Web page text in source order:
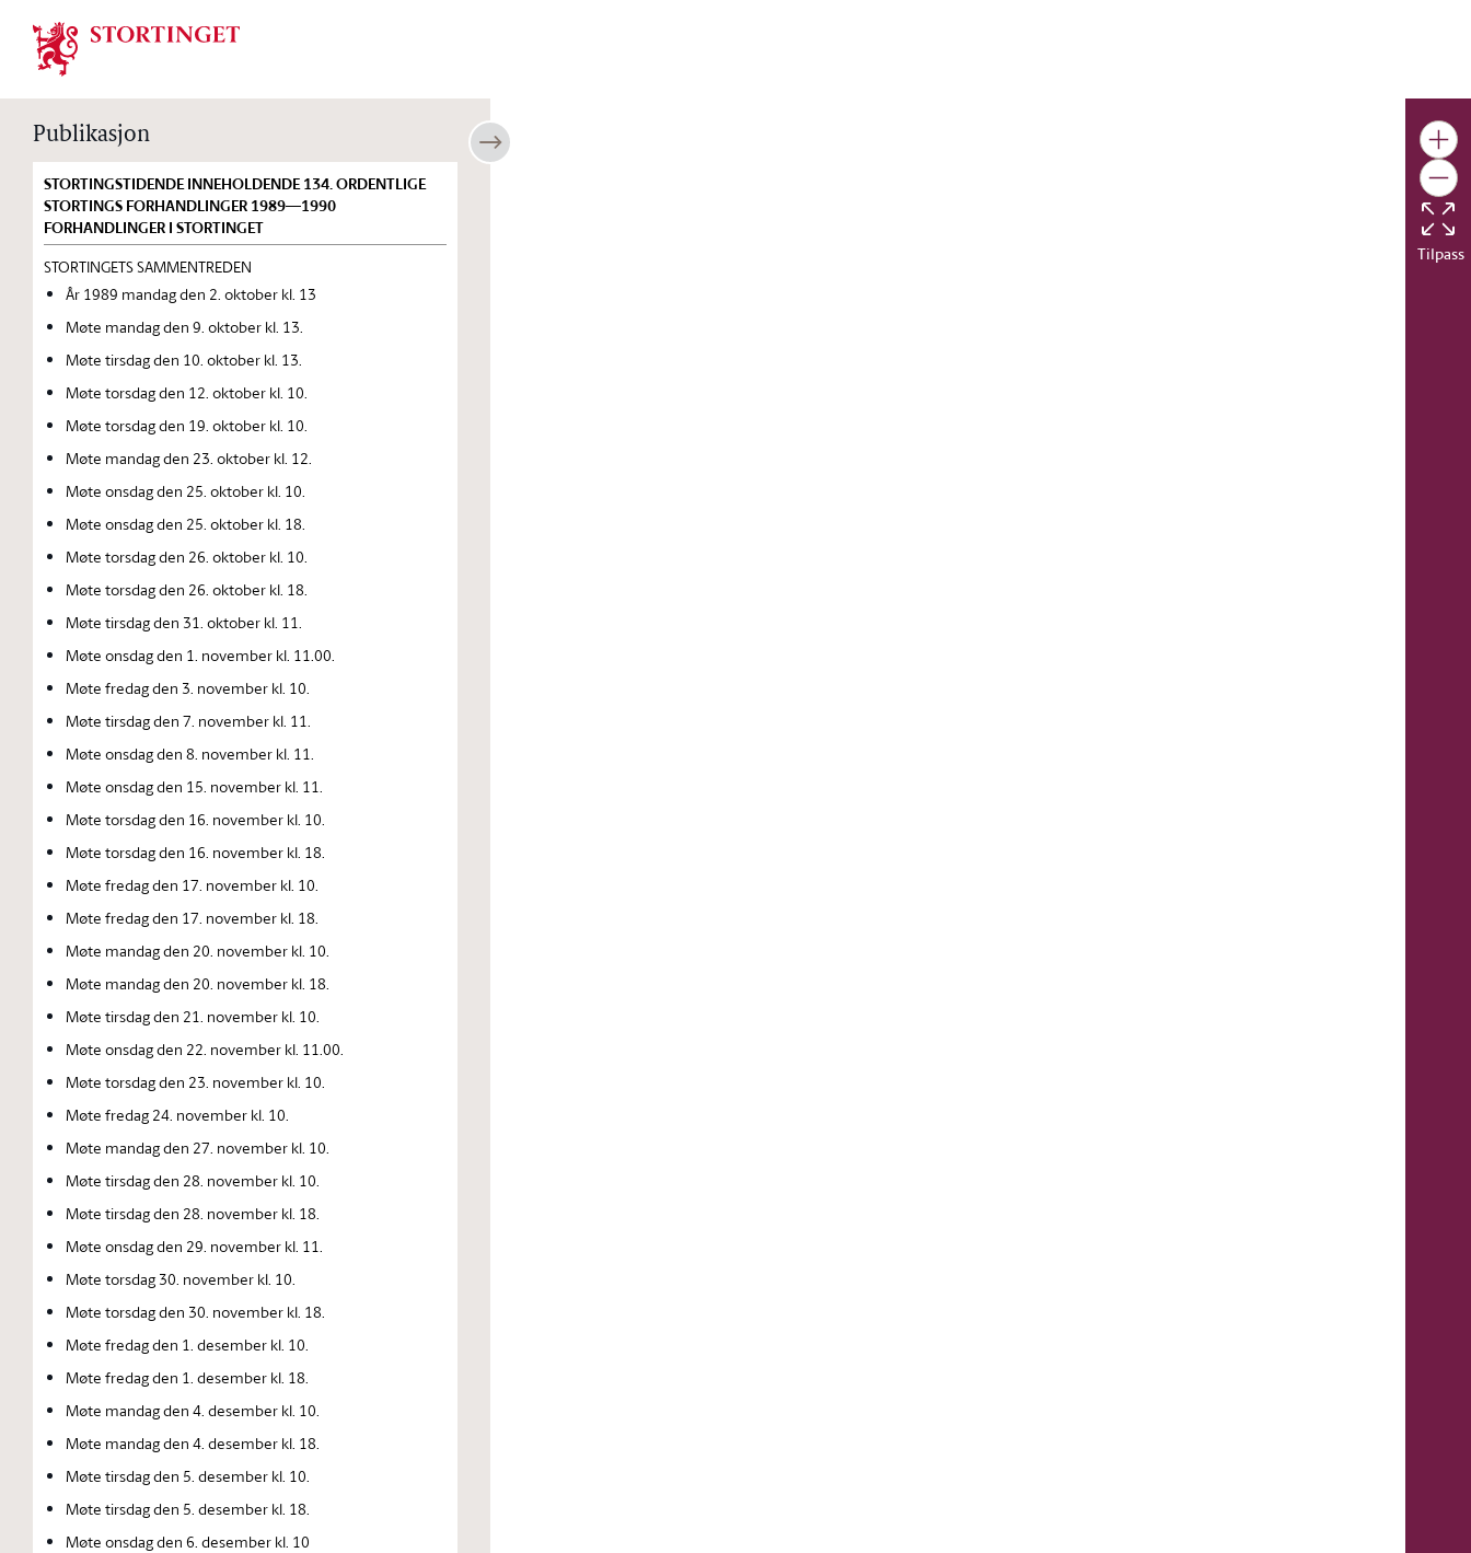
Stortinget.no
Publikasjon
STORTINGSTIDENDE INNEHOLDENDE 134. ORDENTLIGE
STORTINGS FORHANDLINGER 1989—1990
FORHANDLINGER I STORTINGET
STORTINGETS SAMMENTREDEN
År 1989 mandag den 2. oktober kl. 13
Møte mandag den 9. oktober kl. 13.
Møte tirsdag den 10. oktober kl. 13.
Møte torsdag den 12. oktober kl. 10.
Møte torsdag den 19. oktober kl. 10.
Møte mandag den 23. oktober kl. 12.
Møte onsdag den 25. oktober kl. 10.
Møte onsdag den 25. oktober kl. 18.
Møte torsdag den 26. oktober kl. 10.
Møte torsdag den 26. oktober kl. 18.
Møte tirsdag den 31. oktober kl. 11.
Møte onsdag den 1. november kl. 11.00.
Møte fredag den 3. november kl. 10.
Møte tirsdag den 7. november kl. 11.
Møte onsdag den 8. november kl. 11.
Møte onsdag den 15. november kl. 11.
Møte torsdag den 16. november kl. 10.
Møte torsdag den 16. november kl. 18.
Møte fredag den 17. november kl. 10.
Møte fredag den 17. november kl. 18.
Møte mandag den 20. november kl. 10.
Møte mandag den 20. november kl. 18.
Møte tirsdag den 21. november kl. 10.
Møte onsdag den 22. november kl. 11.00.
Møte torsdag den 23. november kl. 10.
Møte fredag 24. november kl. 10.
Møte mandag den 27. november kl. 10.
Møte tirsdag den 28. november kl. 10.
Møte tirsdag den 28. november kl. 18.
Møte onsdag den 29. november kl. 11.
Møte torsdag 30. november kl. 10.
Møte torsdag den 30. november kl. 18.
Møte fredag den 1. desember kl. 10.
Møte fredag den 1. desember kl. 18.
Møte mandag den 4. desember kl. 10.
Møte mandag den 4. desember kl. 18.
Møte tirsdag den 5. desember kl. 10.
Møte tirsdag den 5. desember kl. 18.
Møte onsdag den 6. desember kl. 10